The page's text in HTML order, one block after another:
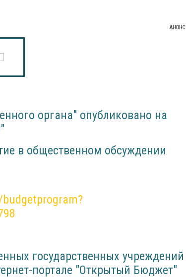
АНОНС
органа" опубликовано на
в общественном обсуждении
государственных учреждений
портале "Открытый Бюджет"